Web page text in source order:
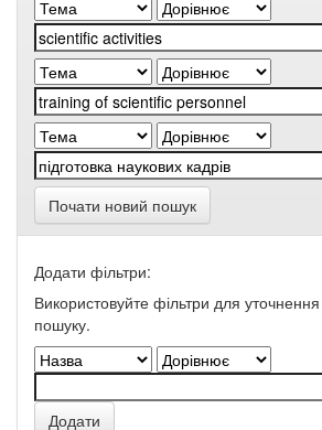
Почати новий пошук
Додати фільтри:
Використовуйте фільтри для уточнення
пошуку.